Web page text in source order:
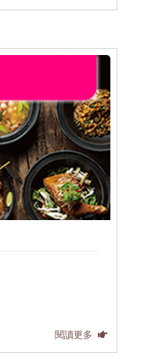
閱讀更多